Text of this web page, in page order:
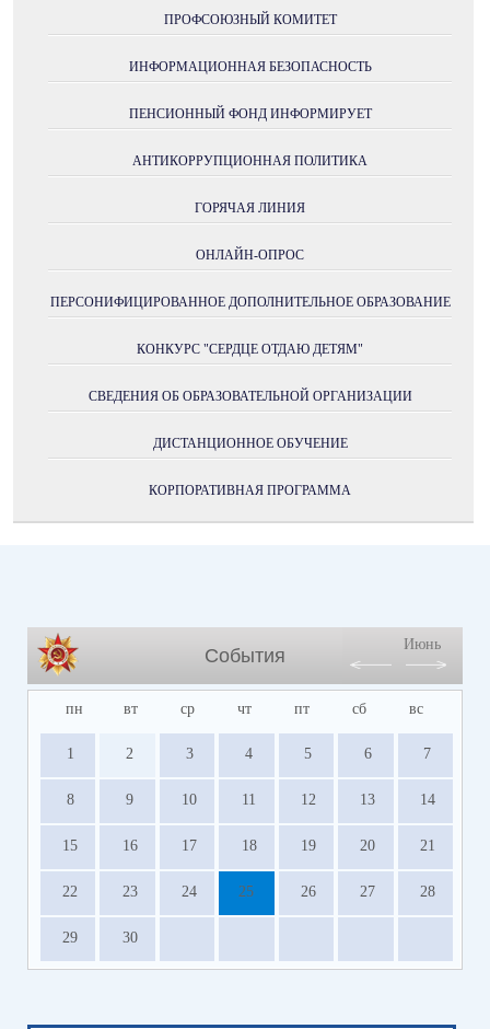
ПРОФСОЮЗНЫЙ КОМИТЕТ
ИНФОРМАЦИОННАЯ БЕЗОПАСНОСТЬ
ПЕНСИОННЫЙ ФОНД ИНФОРМИРУЕТ
АНТИКОРРУПЦИОННАЯ ПОЛИТИКА
ГОРЯЧАЯ ЛИНИЯ
ОНЛАЙН-ОПРОС
ПЕРСОНИФИЦИРОВАННОЕ ДОПОЛНИТЕЛЬНОЕ ОБРАЗОВАНИЕ
КОНКУРС "СЕРДЦЕ ОТДАЮ ДЕТЯМ"
СВЕДЕНИЯ ОБ ОБРАЗОВАТЕЛЬНОЙ ОРГАНИЗАЦИИ
ДИСТАНЦИОННОЕ ОБУЧЕНИЕ
КОРПОРАТИВНАЯ ПРОГРАММА
События
Июнь
пн вт ср чт пт сб вс
1 2 3 4 5 6 7
8 9 10 11 12 13 14
15 16 17 18 19 20 21
22 23 24 25 26 27 28
29 30